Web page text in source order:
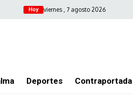
Hoy viernes , 7 agosto 2026
Deportes Contraportada